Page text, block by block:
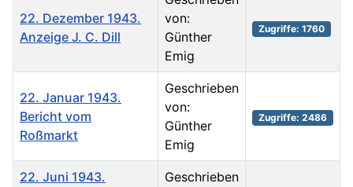
22. Dezember 1943.
Anzeige J. C. Dill
von:
Günther
Emig
Zugriffe: 1760
22. Januar 1943.
Bericht vom
Roßmarkt
Geschrieben
von:
Günther
Emig
Zugriffe: 2486
22. Juni 1943.
Geschrieben